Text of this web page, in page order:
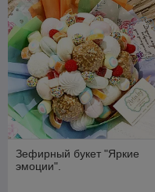
Зефирный букет "Яркие
эмоции".